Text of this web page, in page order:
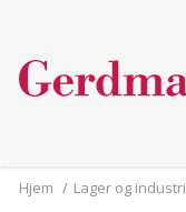
Hjem / Lager og industri